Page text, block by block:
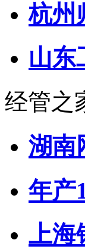
杭州
山东
经管之
湖南
年产
上海